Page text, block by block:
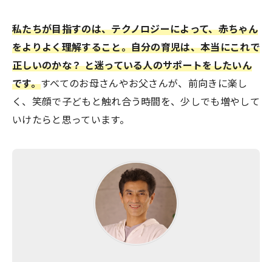
私たちが目指すのは、テクノロジーによって、赤ちゃん
をよりよく理解すること。自分の育児は、本当にこれで
正しいのかな？ と迷っている人のサポートをしたいん
です。すべてのお母さんやお父さんが、前向きに楽し
く、笑顔で子どもと触れ合う時間を、少しでも増やして
いけたらと思っています。